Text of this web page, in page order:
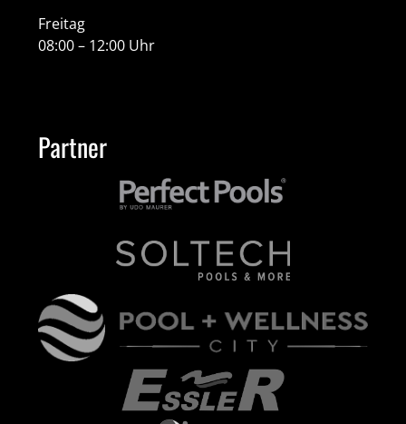
Freitag
08:00 – 12:00 Uhr
Partner